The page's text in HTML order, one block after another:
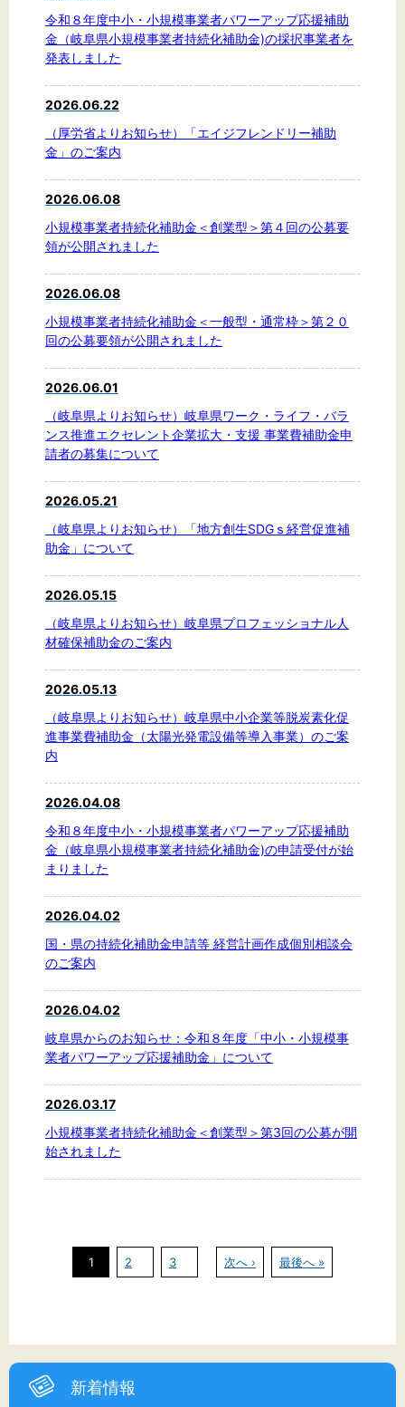
新着情報
令和８年度中小・小規模事業者パワーアップ応援補助
金（岐阜県小規模事業者持続化補助金)の採択事業者を
発表しました
2026.06.22
（厚労省よりお知らせ）「エイジフレンドリー補助
金」のご案内
2026.06.08
小規模事業者持続化補助金＜創業型＞第４回の公募要
領が公開されました
2026.06.08
小規模事業者持続化補助金＜一般型・通常枠＞第２０
回の公募要領が公開されました
2026.06.01
（岐阜県よりお知らせ）岐阜県ワーク・ライフ・バラ
ンス推進エクセレント企業拡大・支援 事業費補助金申
請者の募集について
2026.05.21
（岐阜県よりお知らせ）「地方創生SDGｓ経営促進補
助金」について
2026.05.15
（岐阜県よりお知らせ）岐阜県プロフェッショナル人
材確保補助金のご案内
2026.05.13
（岐阜県よりお知らせ）岐阜県中小企業等脱炭素化促
進事業費補助金（太陽光発電設備等導入事業）のご案
内
2026.04.08
令和８年度中小・小規模事業者パワーアップ応援補助
金（岐阜県小規模事業者持続化補助金)の申請受付が始
まりました
2026.04.02
国・県の持続化補助金申請等 経営計画作成個別相談会
のご案内
2026.04.02
岐阜県からのお知らせ：令和８年度「中小・小規模事
業者パワーアップ応援補助金」について
2026.03.17
小規模事業者持続化補助金＜創業型＞第3回の公募が開
始されました
1 2 3 次へ › 最後へ »